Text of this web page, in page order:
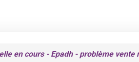
en cours - Epadh - problème vente